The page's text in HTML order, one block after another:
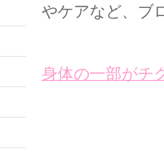
やケアなど、ブ
身体の一部がチ